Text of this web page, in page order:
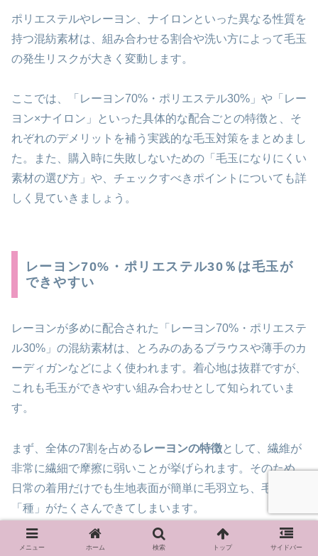
ポリエステルやレーヨン、ナイロンといった異なる性質を
持つ混紡素材は、組み合わせる割合や洗い方によって毛玉
の発生リスクが大きく変動します。
ここでは、「レーヨン70%・ポリエステル30%」や「レー
ヨン×ナイロン」といった具体的な配合ごとの特徴と、そ
れぞれのデメリットを補う実践的な毛玉対策をまとめまし
た。また、購入時に失敗しないための「毛玉になりにくい
素材の選び方」や、チェックすべきポイントについても詳
しく見ていきましょう。
レーヨン70%・ポリエステル30％は毛玉が
できやすい
レーヨンが多めに配合された「レーヨン70%・ポリエステ
ル30%」の混紡素材は、とろみのあるブラウスや薄手のカ
ーディガンなどによく使われます。着心地は抜群ですが、
これも毛玉ができやすい組み合わせとして知られていま
す。
まず、全体の7割を占める レーヨンの特徴として、繊維が
非常に繊細で摩擦に弱いことが挙げられます。そのため、
日常の着用だけでも生地表面が簡単に毛羽立ち、毛玉の
「種」がたくさんできてしまいます。
一方で、残りの3割に含まれる ポリエステルは、毛羽立っ
メニュー ホーム 検索 トップ サイドバー